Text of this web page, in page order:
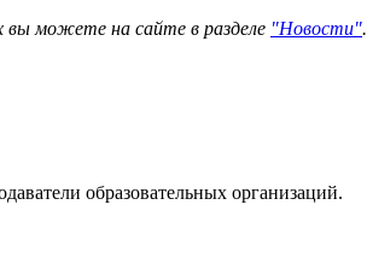
вы можете на сайте в разделе "Новости".
образовательных организаций.